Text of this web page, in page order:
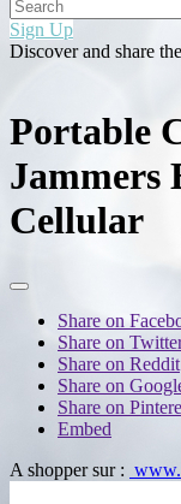
Sign Up
Discover and share
Portable
Jammers
Cellular
Share on
Share on
Share on Reddit
Share on
Share on
Embed
A shopper sur :